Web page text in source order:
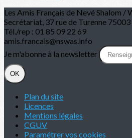
Les Amis Français de Nevé Shalom /
Secrétariat, 37 rue de Turenne 75003
Tél./rep : 01 85 09 22 69
amis.francais@nswas.info
Je m'abonne à la newsletter
OK
Plan du site
Licences
Mentions légales
CGUV
Paramétrer vos cookies